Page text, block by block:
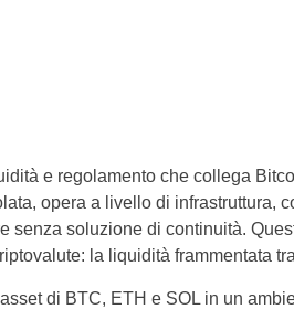
e regolamento che collega
opera a livello di infrastruttura,
soluzione di continuità.
la liquidità frammentata
di BTC, ETH e SOL in un